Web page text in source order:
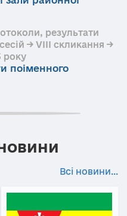
результати
→ VIII скликання →
року
поіменного
Всі новини...